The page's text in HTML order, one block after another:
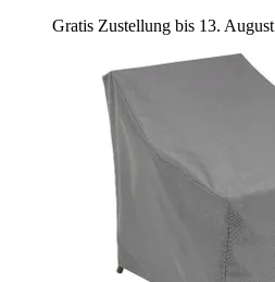
Gratis Zustellung bis 13. August